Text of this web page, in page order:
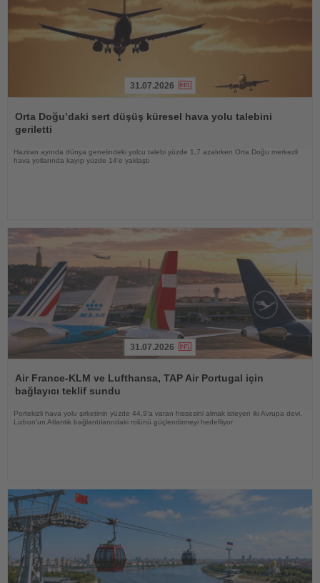
Oku
31.07.2026
Orta Doğu’daki sert düşüş küresel hava yolu talebini
geriletti
Haziran ayında dünya genelindeki yolcu talebi yüzde 1,7 azalırken Orta Doğu merkezli
hava yollarında kayıp yüzde 14’e yaklaştı
Oku
31.07.2026
Air France-KLM ve Lufthansa, TAP Air Portugal için
bağlayıcı teklif sundu
Portekizli hava yolu şirketinin yüzde 44,9’a varan hissesini almak isteyen iki Avrupa devi,
Lizbon’un Atlantik bağlantılarındaki rolünü güçlendirmeyi hedefliyor